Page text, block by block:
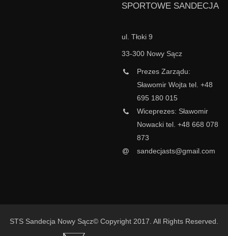
SPORTOWE SANDECJA
ul. Tłoki 9
33-300 Nowy Sącz
Prezes Zarządu:
Sławomir Wojta tel. +48
695 180 015
Wiceprezes: Sławomir
Nowacki tel. +48 668 078
873
sandecjasts@gmail.com
STS Sandecja Nowy Sącz© Copyright 2017. All Rights Reserved.